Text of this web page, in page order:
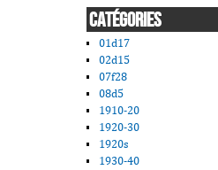
CATÉGORIES
01d17
02d15
07f28
08d5
1910-20
1920-30
1920s
1930-40